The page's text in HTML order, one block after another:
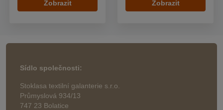
Zobrazit Zobrazit
Sídlo společnosti:
Stoklasa textilní galanterie s.r.o.
Průmyslová 934/13
747 23 Bolatice